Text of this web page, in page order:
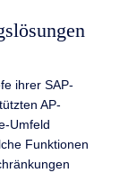
ihrer SAP-
AP-
Umfeld
Funktionen